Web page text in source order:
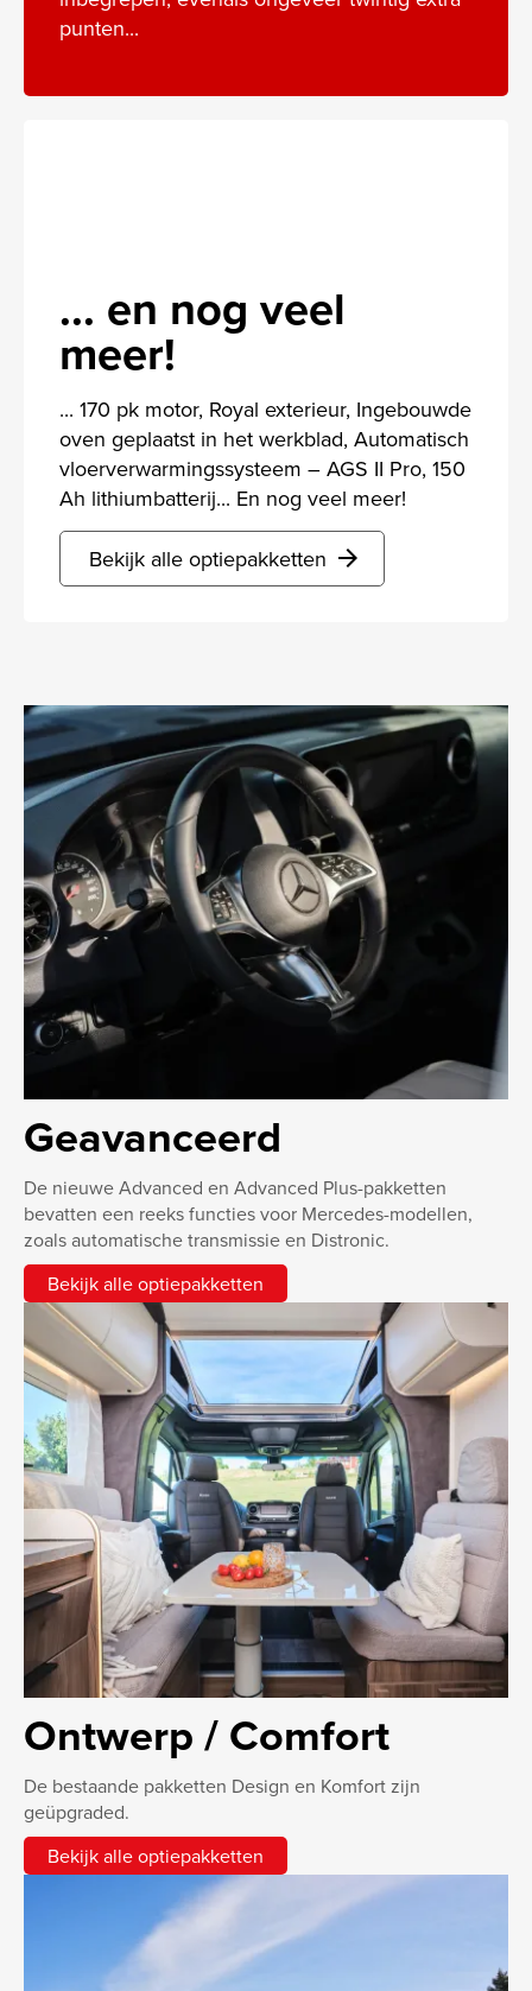
punten...
... en nog veel
meer!
... 170 pk motor, Royal exterieur, Ingebouwde
oven geplaatst in het werkblad, Automatisch
vloerverwarmingssysteem – AGS II Pro, 150
Ah lithiumbatterij... En nog veel meer!
Bekijk alle optiepakketten arrow_forward
Geavanceerd
De nieuwe Advanced en Advanced Plus-pakketten
bevatten een reeks functies voor Mercedes-modellen,
zoals automatische transmissie en Distronic.
Bekijk alle optiepakketten
Ontwerp / Comfort
De bestaande pakketten Design en Komfort zijn
geüpgraded.
Bekijk alle optiepakketten